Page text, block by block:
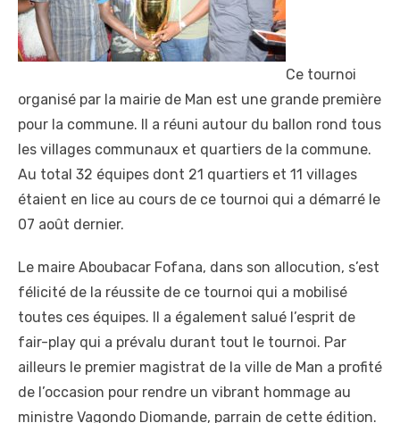
Ce tournoi
organisé par la mairie de Man est une grande première
pour la commune. Il a réuni autour du ballon rond tous
les villages communaux et quartiers de la commune.
Au total 32 équipes dont 21 quartiers et 11 villages
étaient en lice au cours de ce tournoi qui a démarré le
07 août dernier.
Le maire Aboubacar Fofana, dans son allocution, s’est
félicité de la réussite de ce tournoi qui a mobilisé
toutes ces équipes. Il a également salué l’esprit de
fair-play qui a prévalu durant tout le tournoi. Par
ailleurs le premier magistrat de la ville de Man a profité
de l’occasion pour rendre un vibrant hommage au
ministre Vagondo Diomande, parrain de cette édition.